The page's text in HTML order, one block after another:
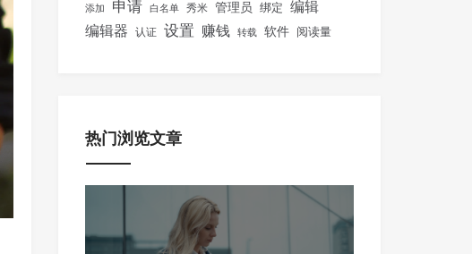
添加 申请 白名单 秀米 管理员 绑定 编辑
编辑器
认证 设置 赚钱 转载 软件 阅读量
热门浏览文章